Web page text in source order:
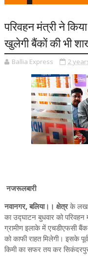
परिवहन मंत्री ने
खुलेगी बैंकों की भी
Ballia Express 2
नजरूलबारी
नवानगर, बलिया।। क्षेत्रके
का उद्घाटन बुधवार को
ग्रामीण इलाके में एचडीएफसी
को काफी राहत मिलेगी। इसके
किमी का सफर तय कर सिकंदरपुर